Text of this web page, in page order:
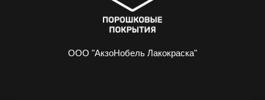
ООО "АкзоНобель Лакокраска"